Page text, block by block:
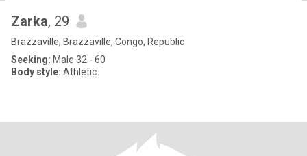
Zarka, 29
Brazzaville, Brazzaville, Congo, Republic
Seeking: Male 32 - 60
Body style: Athletic